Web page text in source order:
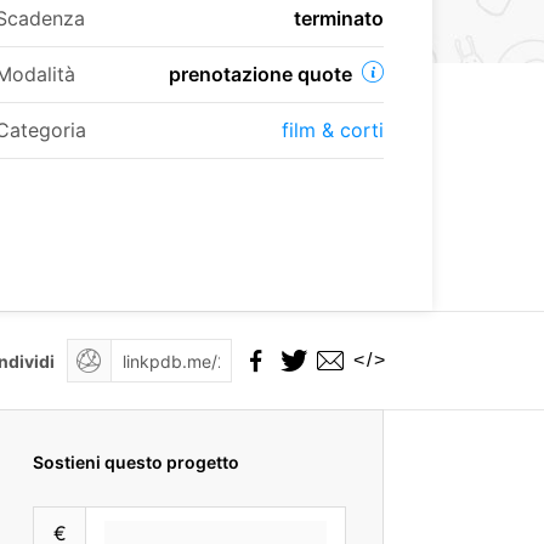
terminato
prenotazione quote
film & corti
</>
Sostieni questo progetto
€